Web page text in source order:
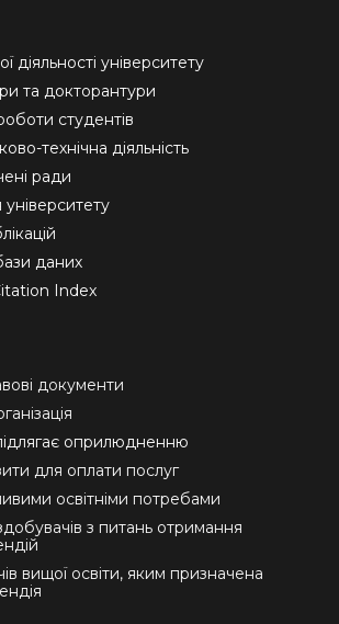
діяльності університету
та докторантури
студентів
технічна діяльність
ради
даних
Index
документи
оприлюдненню
для оплати послуг
освітніми потребами
з питань отримання
вищої освіти, яким призначена